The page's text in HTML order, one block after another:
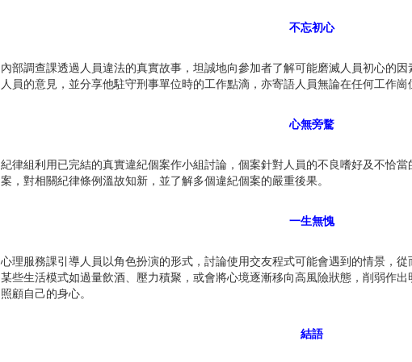
不忘初心
內部調查課透過人員違法的真實故事，坦誠地向參加者了解可能磨滅人員初心的
人員的意見，並分享他駐守刑事單位時的工作點滴，亦寄語人員無論在任何工作崗
心無旁騖
紀律組利用已完結的真實違紀個案作小組討論，個案針對人員的不良嗜好及不恰
案，對相關紀律條例溫故知新，並了解多個違紀個案的嚴重後果。
一生無愧
心理服務課引導人員以角色扮演的形式，討論使用交友程式可能會遇到的情景，
某些生活模式如過量飲酒、壓力積聚，或會將心境逐漸移向高風險狀態，削弱作
照顧自己的身心。
結語